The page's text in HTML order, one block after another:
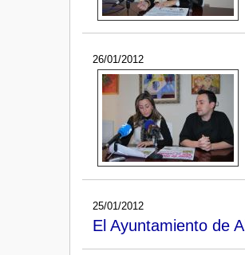
26/01/2012
25/01/2012
El Ayuntamiento de